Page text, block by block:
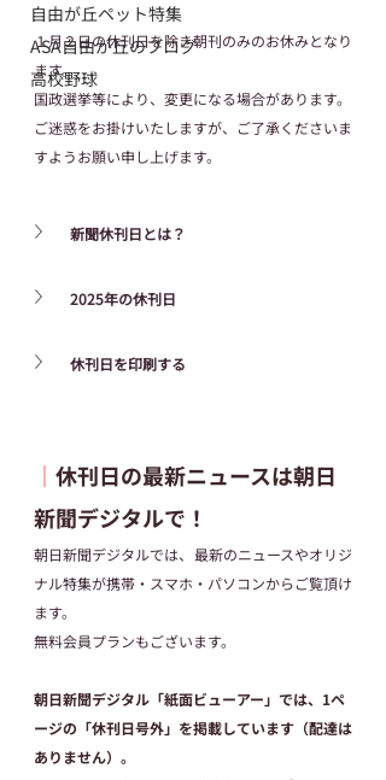
自由が丘ペット特集
ASA自由が丘のブログ
高校野球
１月２日の休刊日を除き朝刊のみのお休みとなり
ます。
国政選挙等により、変更になる場合があります。
ご迷惑をお掛けいたしますが、ご了承くださいま
すようお願い申し上げます。
新聞休刊日とは？
2025年の休刊日
休刊日を印刷する
┃ 休刊日の最新ニュースは朝日
新聞デジタルで！
朝日新聞デジタルでは、最新のニュースやオリジ
ナル特集が携帯・スマホ・パソコンからご覧頂け
ます。
無料会員プランもございます。
朝日新聞デジタル「紙面ビューアー」では、1ペ
ージの「休刊日号外」を掲載しています（配達は
ありません）。